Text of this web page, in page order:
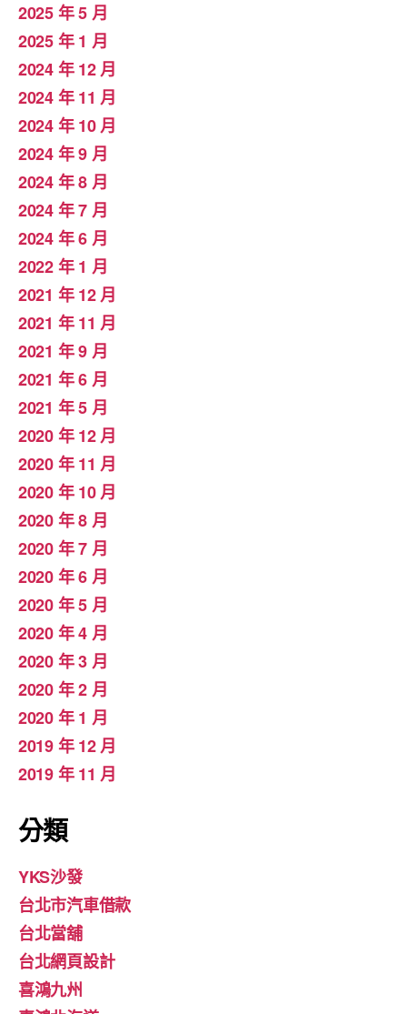
2025 年 5 月
2025 年 1 月
2024 年 12 月
2024 年 11 月
2024 年 10 月
2024 年 9 月
2024 年 8 月
2024 年 7 月
2024 年 6 月
2022 年 1 月
2021 年 12 月
2021 年 11 月
2021 年 9 月
2021 年 6 月
2021 年 5 月
2020 年 12 月
2020 年 11 月
2020 年 10 月
2020 年 8 月
2020 年 7 月
2020 年 6 月
2020 年 5 月
2020 年 4 月
2020 年 3 月
2020 年 2 月
2020 年 1 月
2019 年 12 月
2019 年 11 月
分類
YKS沙發
台北市汽車借款
台北當舖
台北網頁設計
喜鴻九州